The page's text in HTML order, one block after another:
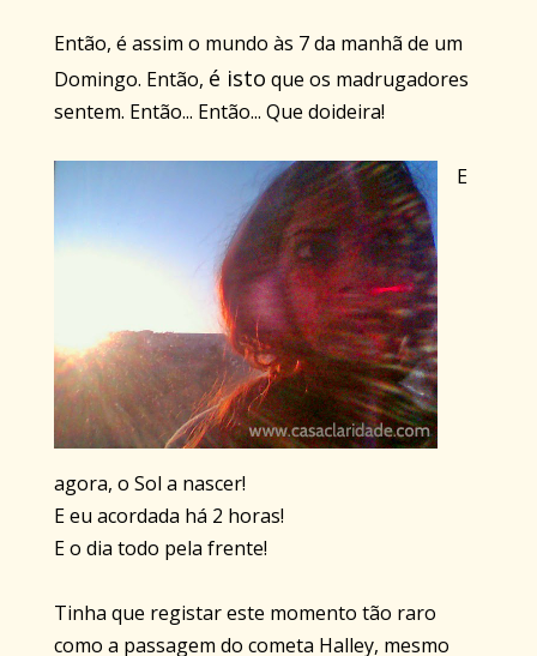
Então, é assim o mundo às 7 da manhã de um
Domingo. Então, é isto que os madrugadores
sentem. Então... Então... Que doideira!
E
agora, o Sol a nascer!
E eu acordada há 2 horas!
E o dia todo pela frente!
Tinha que registar este momento tão raro
como a passagem do cometa Halley, mesmo